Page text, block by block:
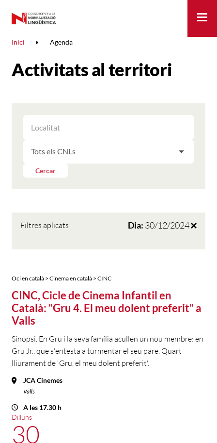
Inici Agenda
Activitats al territori
ELS
RESULTATS
LES
PER
LES
Cercar
Filtres aplicats Dia: 30/12/2024
Oci en català > Cinema en català > CINC
CINC, Cicle de Cinema Infantil en
Català: "Gru 4. El meu dolent preferit" a
Valls
Sinopsi. En Gru i la seva família acullen un nou membre: en
Gru Jr., que s'entesta a turmentar el seu pare. Quart
lliurament de 'Gru, el meu dolent preferit'.
JCA Cinemes
Valls
A les 17.30 h
Dilluns
30